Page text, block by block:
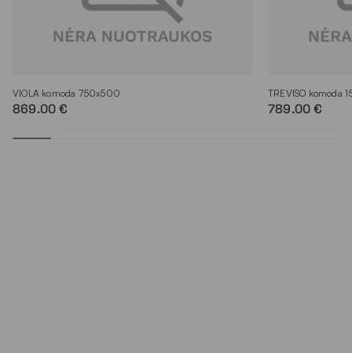
VIOLA komoda 750x500
869.00 €
TREVISO komoda
789.00 €